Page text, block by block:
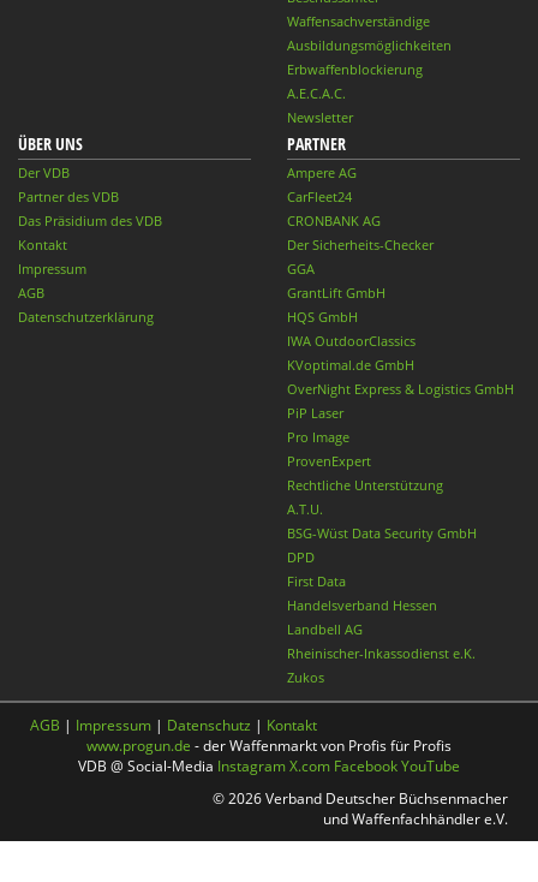
Waffensachverständige
Ausbildungsmöglichkeiten
Erbwaffenblockierung
A.E.C.A.C.
Newsletter
ÜBER UNS
Der VDB
Partner des VDB
Das Präsidium des VDB
Kontakt
Impressum
AGB
Datenschutzerklärung
PARTNER
Ampere AG
CarFleet24
CRONBANK AG
Der Sicherheits-Checker
GGA
GrantLift GmbH
HQS GmbH
IWA OutdoorClassics
KVoptimal.de GmbH
OverNight Express & Logistics GmbH
PiP Laser
Pro Image
ProvenExpert
Rechtliche Unterstützung
A.T.U.
BSG-Wüst Data Security GmbH
DPD
First Data
Handelsverband Hessen
Landbell AG
Rheinischer-Inkassodienst e.K.
Zukos
AGB | Impressum | Datenschutz | Kontakt
www.progun.de - der Waffenmarkt von Profis für Profis
VDB @ Social-Media InstagramX.com FacebookYouTube
© 2026 Verband Deutscher Büchsenmacher
und Waffenfachhändler e.V.